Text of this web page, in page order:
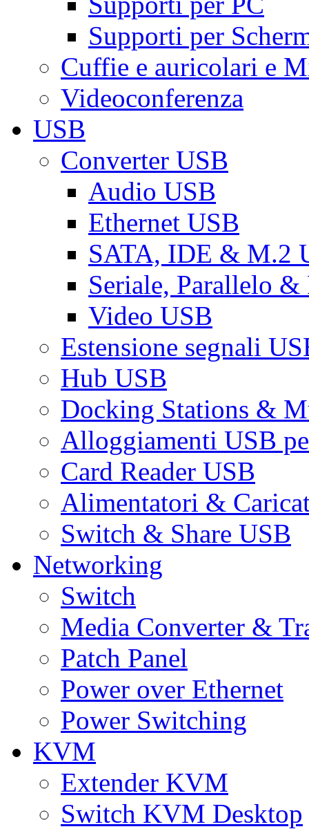
Supporti per
Cuffie e auricolari e
Videoconferenza
USB
Converter USB
Audio USB
Ethernet USB
SATA, IDE & M.2
Seriale, Parallelo &
Video USB
Estensione segnali
Hub USB
Docking Stations &
Alloggiamenti USB
Card Reader USB
Alimentatori &
Switch & Share USB
Networking
Switch
Media Converter &
Patch Panel
Power over Ethernet
Power Switching
KVM
Extender KVM
Switch KVM Desktop